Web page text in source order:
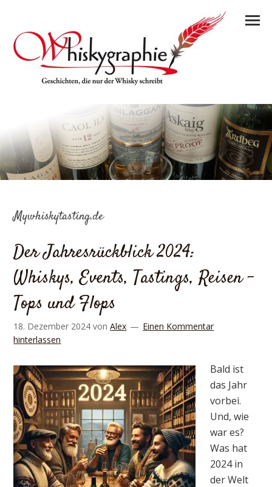
Mywhiskytasting.de
Der Jahresrückblick 2024:
Whiskys, Events, Tastings, Reisen –
Tops und Flops
18. Dezember 2024 vonAlex
Einen Kommentar
hinterlassen
Bald ist
das Jahr
vorbei.
Und, wie
war es?
Was hat
2024 in
der Welt